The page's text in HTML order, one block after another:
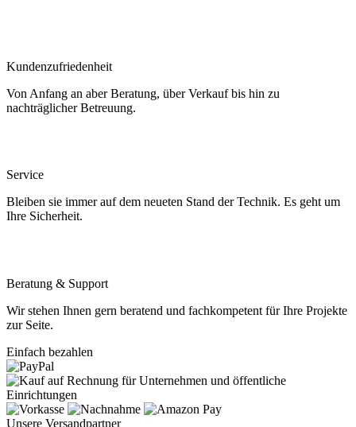
Kundenzufriedenheit
Von Anfang an aber Beratung, über Verkauf bis hin zu
nachträglicher Betreuung.
Service
Bleiben sie immer auf dem neueten Stand der Technik. Es geht um
Ihre Sicherheit.
Beratung & Support
Wir stehen Ihnen gern beratend und fachkompetent für Ihre Projekte
zur Seite.
Einfach bezahlen
Unsere Versandpartner